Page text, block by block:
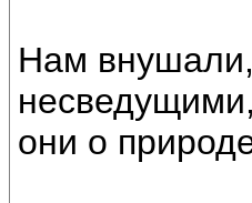
Нам
они о